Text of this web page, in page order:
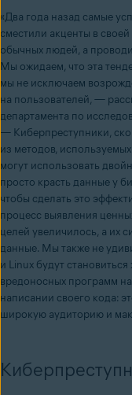
«Два года назад самые
сместили акценты в
обычных людей, а
Мы ожидаем, что эта
мы не исключаем
на пользователей, —
департамента по
— Киберпреступники,
из методов,
могут использовать
просто красть данные у
чтобы сделать это
процесс выявления
целей увеличилось, а их
данные. Мы также не
и Linux будут
вредоносных программ
написании своего кода:
широкую аудиторию и